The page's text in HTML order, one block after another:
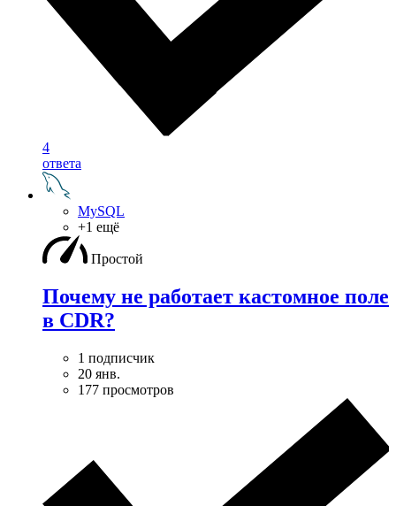
4
ответа
MySQL
+1 ещё
Простой
Почему не работает кастомное поле
в CDR?
1 подписчик
20 янв.
177 просмотров